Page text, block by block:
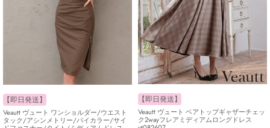
【即日発送】
Veautt ヴュート ワンショルダー/ウエスト
タック/アシンメトリー/バイカラー/サイ
【即日発送】
Veautt ヴュート ベアトップギャザーチェッ
ク2wayフレアミディアムロングドレス